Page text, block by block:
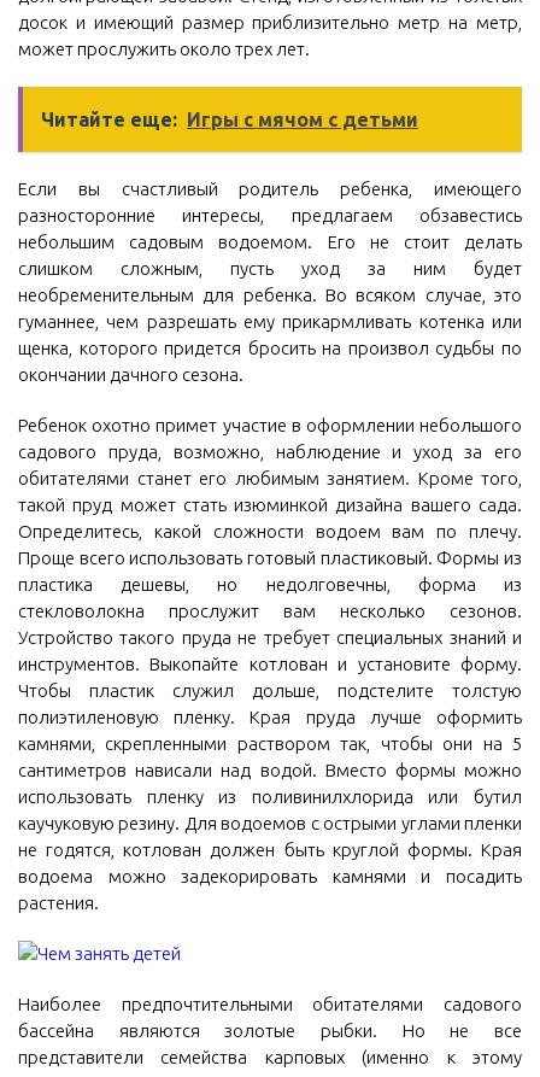
досок и имеющий размер приблизительно метр на метр,
может прослужить около трех лет.
Читайте еще: Игры с мячом с детьми
Если вы счастливый родитель ребенка, имеющего
разносторонние интересы, предлагаем обзавестись
небольшим садовым водоемом. Его не стоит делать
слишком сложным, пусть уход за ним будет
необременительным для ребенка. Во всяком случае, это
гуманнее, чем разрешать ему прикармливать котенка или
щенка, которого придется бросить на произвол судьбы по
окончании дачного сезона.
Ребенок охотно примет участие в оформлении небольшого
садового пруда, возможно, наблюдение и уход за его
обитателями станет его любимым занятием. Кроме того,
такой пруд может стать изюминкой дизайна вашего сада.
Определитесь, какой сложности водоем вам по плечу.
Проще всего использовать готовый пластиковый. Формы из
пластика дешевы, но недолговечны, форма из
стекловолокна прослужит вам несколько сезонов.
Устройство такого пруда не требует специальных знаний и
инструментов. Выкопайте котлован и установите форму.
Чтобы пластик служил дольше, подстелите толстую
полиэтиленовую пленку. Края пруда лучше оформить
камнями, скрепленными раствором так, чтобы они на 5
сантиметров нависали над водой. Вместо формы можно
использовать пленку из поливинилхлорида или бутил
каучуковую резину. Для водоемов с острыми углами пленки
не годятся, котлован должен быть круглой формы. Края
водоема можно задекорировать камнями и посадить
растения.
Наиболее предпочтительными обитателями садового
бассейна являются золотые рыбки. Но не все
представители семейства карповых (именно к этому